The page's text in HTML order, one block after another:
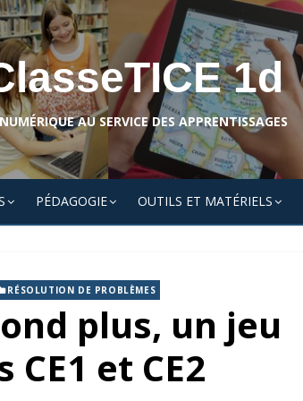
1d
AU SERVICE DES APPRENTISSAGES
PÉDAGOGIE OUTILS ET MATÉRIELS
RÉSOLUTION DE PROBLÈMES
plus, un jeu
et CE2